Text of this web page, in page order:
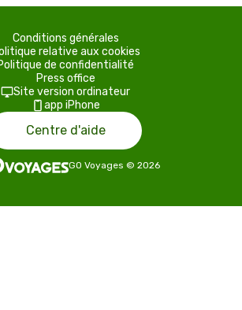
Conditions générales
relative aux cookies
de confidentialité
Press office
Site version ordinateur
app iPhone
Centre d'aide
GO Voyages © 2026